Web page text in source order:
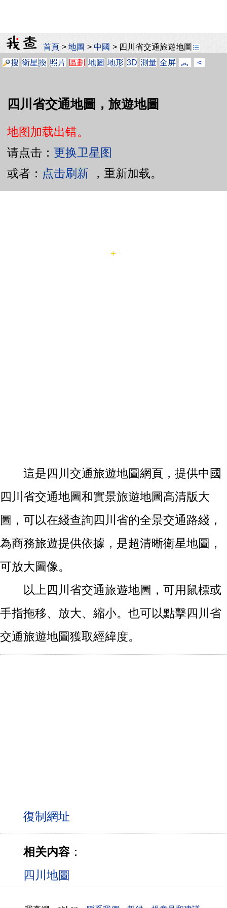
首頁 >地圖 >中國 > 四川省交通旅遊地圖
搜 衛星換 照片 區劃 地圖 地形 3D 測量 全屏 ︽ <
四川省交通地圖，旅遊地圖
地图加载出错。
请点击： 更换卫星图
或者： 点击刷新 ，重新加载。
這是四川交通旅遊地圖網頁，提供中國
四川省交通地圖和實景旅遊地圖高清版大
圖，可以在綫查詢四川省的全景交通路綫，
為商務旅遊提供依據，是超清晰衛星地圖，
可放大圖像。
以上四川省交通旅遊地圖，可用鼠標或
手指拖移、放大、縮小。也可以點擊四川省
交通旅遊地圖獲取經緯度。
相关内容：
四川地圖